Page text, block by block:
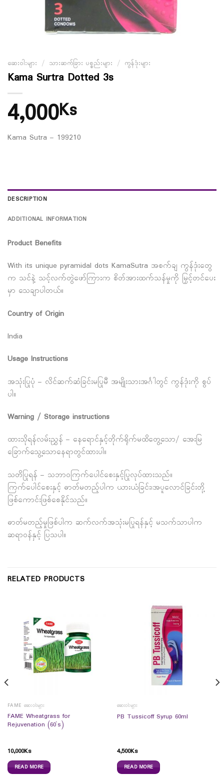
ဆေးဝါးများ / သားဆက်ခြား ပစ္စည်းများ / ကွန်ဒုံးများ
Kama Surtra Dotted 3s
4,000Ks
Kama Sutra – 199210
DESCRIPTION
ADDITIONAL INFORMATION
Product Benefits
With its unique pyramidal dots KamaSutra အစက်ချ ကွန်ဒုံးတွေ
က သင်နဲ့ သင့်လက်တွဲဖော်ကြားက စိတ်အားထက်သန်မှုကို မြှင့်တင်ပေး
မှာ သေချာပါတယ်။
Country of Origin
India
Usage Instructions
အသုံးပြုပုံ – လိင်ဆက်ဆံခြင်းမပြုမီ အမျိုးသားအင်္ဂါတွင် ကွန်ဒုံးကို စွပ်
ပါ။
Warning / Storage instructions
ထားသိုရန်လမ်းညွှန် – နေရောင်နှင့်တိုက်ရိုက်မထိတွေ့သော/ အေးမြ
ခြောက်သွေ့သောနေရာတွင်ထားပါ။
သတိပြုရန် – သဘာဝကြက်ပေါင်စေးနှင့်ပြုလုပ်ထားသည်။
ကြက်ပေါင်စေးနှင့် ဓာတ်မတည့်ပါက ယားယံခြင်း၊အပူလောင်ခြင်းတို့
ဖြစ်ကောင်းဖြစ်စေနိုင်သည်။
ဓာတ်မတည့်မှုဖြစ်ပါက ဆက်လက်အသုံးမပြုရန်နှင့် မသက်သာပါက
ဆရာဝန်နှင့် ပြသပါ။
RELATED PRODUCTS
FAME ဆေးဝါးများ
FAME Wheatgrass for
Rejuvenation (60`s)
10,000Ks
READ MORE
ဆေးဝါးများ
PB Tussicoff Syrup 60ml
4,500Ks
READ MORE